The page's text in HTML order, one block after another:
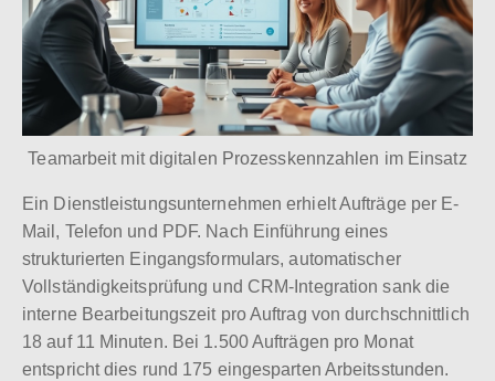
Teamarbeit mit digitalen Prozesskennzahlen im Einsatz
Ein Dienstleistungsunternehmen erhielt Aufträge per E-
Mail, Telefon und PDF. Nach Einführung eines
strukturierten Eingangsformulars, automatischer
Vollständigkeitsprüfung und CRM-Integration sank die
interne Bearbeitungszeit pro Auftrag von durchschnittlich
18 auf 11 Minuten. Bei 1.500 Aufträgen pro Monat
entspricht dies rund 175 eingesparten Arbeitsstunden.